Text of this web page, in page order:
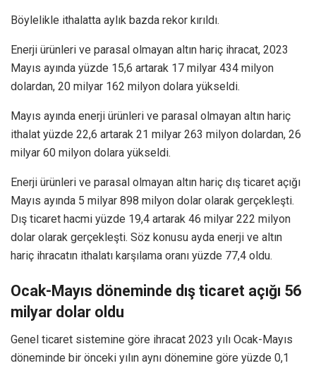
Böylelikle ithalatta aylık bazda rekor kırıldı.
Enerji ürünleri ve parasal olmayan altın hariç ihracat, 2023
Mayıs ayında yüzde 15,6 artarak 17 milyar 434 milyon
dolardan, 20 milyar 162 milyon dolara yükseldi.
Mayıs ayında enerji ürünleri ve parasal olmayan altın hariç
ithalat yüzde 22,6 artarak 21 milyar 263 milyon dolardan, 26
milyar 60 milyon dolara yükseldi.
Enerji ürünleri ve parasal olmayan altın hariç dış ticaret açığı
Mayıs ayında 5 milyar 898 milyon dolar olarak gerçekleşti.
Dış ticaret hacmi yüzde 19,4 artarak 46 milyar 222 milyon
dolar olarak gerçekleşti. Söz konusu ayda enerji ve altın
hariç ihracatın ithalatı karşılama oranı yüzde 77,4 oldu.
Ocak-Mayıs döneminde dış ticaret açığı 56
milyar dolar oldu
Genel ticaret sistemine göre ihracat 2023 yılı Ocak-Mayıs
döneminde bir önceki yılın aynı dönemine göre yüzde 0,1